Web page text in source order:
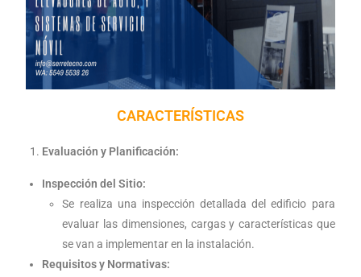
CARACTERÍSTICAS
Evaluación y Planificación:
Inspección del Sitio:
Se realiza una inspección detallada del edificio para
evaluar las dimensiones, cargas y características que
se van a implementar en la instalación.
Requisitos y Normativas: